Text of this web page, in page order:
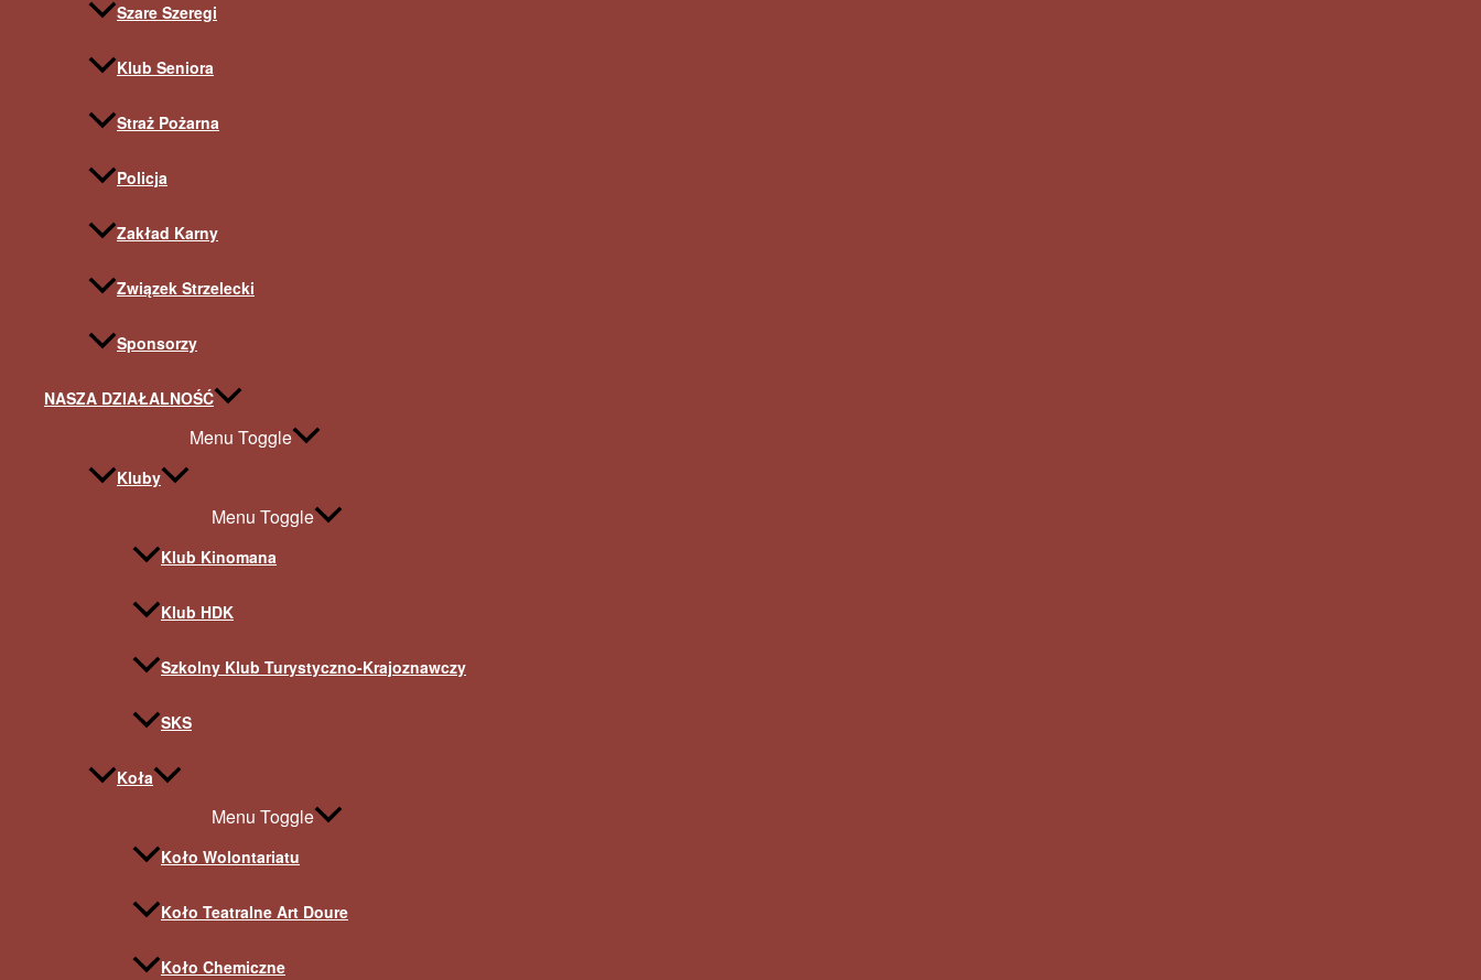
Szare Szeregi
Klub Seniora
Straż Pożarna
Policja
Zakład Karny
Związek Strzelecki
Sponsorzy
NASZA DZIAŁALNOŚĆ
Menu Toggle
Kluby
Menu Toggle
Klub Kinomana
Klub HDK
Szkolny Klub Turystyczno-Krajoznawczy
SKS
Koła
Menu Toggle
Koło Wolontariatu
Koło Teatralne Art Doure
Koło Chemiczne